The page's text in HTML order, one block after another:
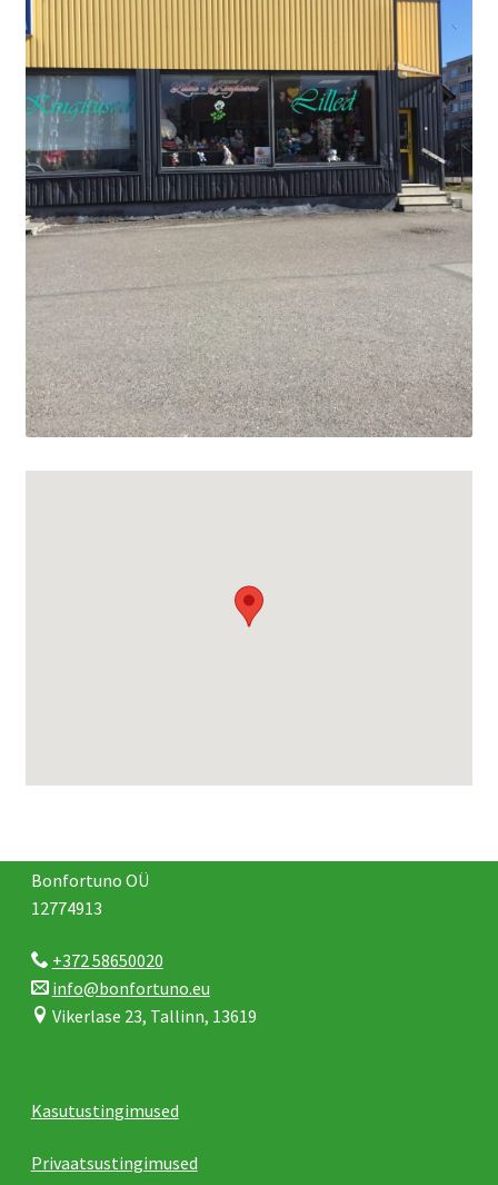
Bonfortuno OÜ
12774913
+372 58650020
info@bonfortuno.eu
Vikerlase 23, Tallinn, 13619
Kasutustingimused
Privaatsustingimused